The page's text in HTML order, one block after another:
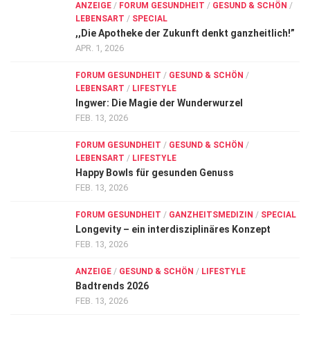
ANZEIGE / FORUM GESUNDHEIT / GESUND & SCHÖN /
LEBENSART / SPECIAL
,,Die Apotheke der Zukunft denkt ganzheitlich!”
APR. 1, 2026
FORUM GESUNDHEIT / GESUND & SCHÖN /
LEBENSART / LIFESTYLE
Ingwer: Die Magie der Wunderwurzel
FEB. 13, 2026
FORUM GESUNDHEIT / GESUND & SCHÖN /
LEBENSART / LIFESTYLE
Happy Bowls für gesunden Genuss
FEB. 13, 2026
FORUM GESUNDHEIT / GANZHEITSMEDIZIN / SPECIAL
Longevity – ein interdisziplinäres Konzept
FEB. 13, 2026
ANZEIGE / GESUND & SCHÖN / LIFESTYLE
Badtrends 2026
FEB. 13, 2026